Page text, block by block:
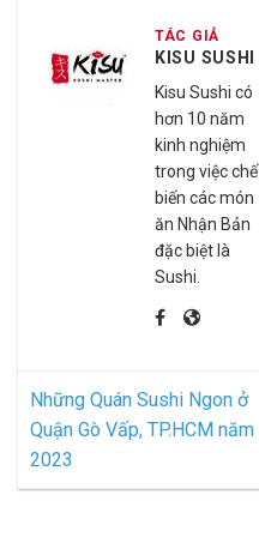
TÁC GIẢ
KISU SUSHI
Kisu Sushi có
hơn 10 năm
kinh nghiệm
trong việc chế
biến các món
ăn Nhận Bản
đặc biệt là
Sushi.
Những Quán Sushi Ngon ở
Quận Gò Vấp, TP.HCM năm
2023